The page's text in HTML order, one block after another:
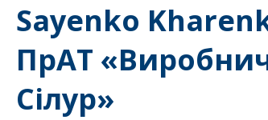
Sayenko
ПрАТ
Сілур»